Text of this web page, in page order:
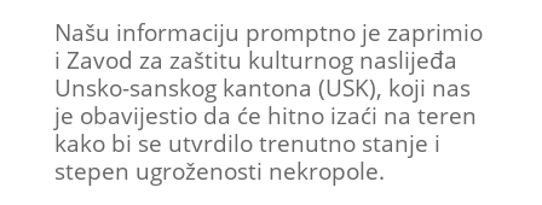
Našu informaciju promptno je zaprimio
i Zavod za zaštitu kulturnog naslijeđa
Unsko-sanskog kantona (USK), koji nas
je obavijestio da će hitno izaći na teren
kako bi se utvrdilo trenutno stanje i
stepen ugroženosti nekropole.